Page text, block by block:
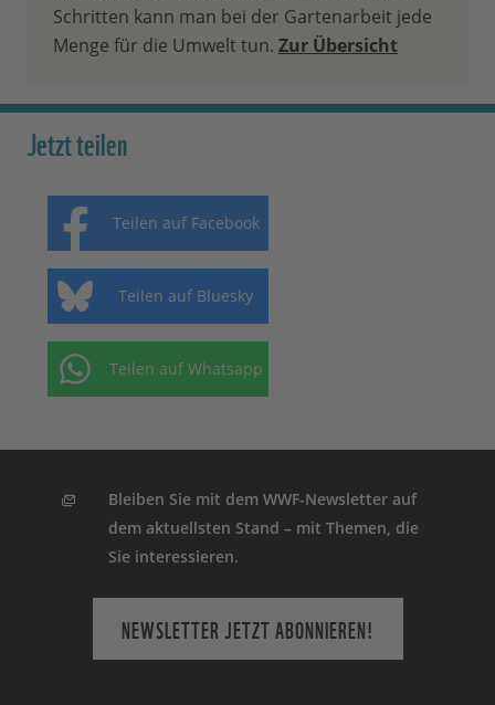
Schritten kann man bei der Gartenarbeit jede
Menge für die Umwelt tun. Zur Übersicht
Jetzt teilen
Teilen auf Facebook
Teilen auf Bluesky
Teilen auf Whatsapp
Bleiben Sie mit dem WWF-Newsletter auf
dem aktuellsten Stand – mit Themen, die
Sie interessieren.
NEWSLETTER JETZT ABONNIEREN!